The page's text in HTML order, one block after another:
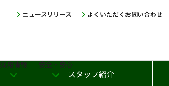
採用情報 安全・安心
よくいただくお問い合わせ
ニュースリリース
スタッフ紹介